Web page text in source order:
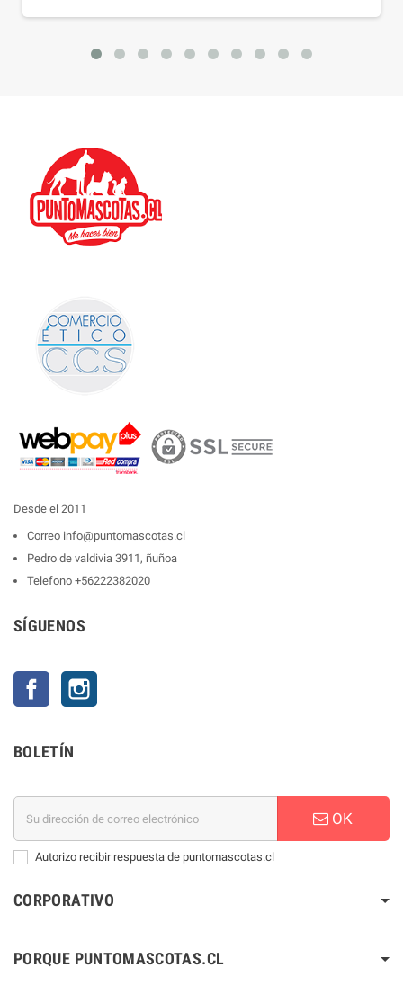
Desde el 2011
Correo info@puntomascotas.cl
Pedro de valdivia 3911, ñuñoa
Telefono +56222382020
SÍGUENOS
Facebook
BOLETÍN
OK
Autorizo recibir respuesta de puntomascotas.cl
CORPORATIVO
PORQUE PUNTOMASCOTAS.CL